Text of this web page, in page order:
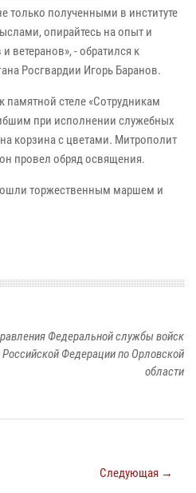
только полученными в институте
опирайтесь на опыт и
ветеранов», - обратился к
Росгвардии Игорь Баранов.
стеле «Сотрудникам
при исполнении служебных
корзина с цветами. Митрополит
провел обряд освящения.
торжественным маршем и
Федеральной службы войск
Федерации по Орловской
области
Следующая →